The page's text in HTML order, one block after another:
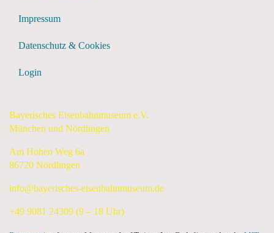
Impressum
Datenschutz & Cookies
Login
Bayerisches Eisenbahnmuseum e.V.
München und Nördlingen
Am Hohen Weg 6a
86720 Nördlingen
info@bayerisches-eisenbahnmuseum.de
+49 9081 24309 (9 – 18 Uhr)